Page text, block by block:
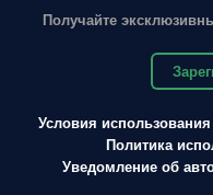
Получайте
Условия использования
Политика
Уведомление об